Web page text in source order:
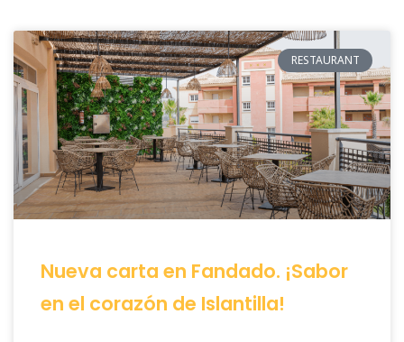
RESTAURANT
Nueva carta en Fandado. ¡Sabor
en el corazón de Islantilla!